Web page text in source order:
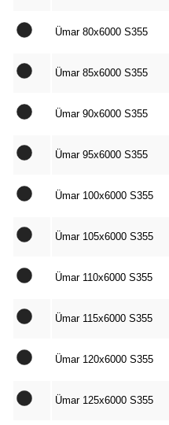
Ümar 80x6000 S355
Ümar 85x6000 S355
Ümar 90x6000 S355
Ümar 95x6000 S355
Ümar 100x6000 S355
Ümar 105x6000 S355
Ümar 110x6000 S355
Ümar 115x6000 S355
Ümar 120x6000 S355
Ümar 125x6000 S355